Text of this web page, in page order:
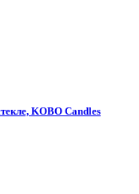
KOBO Candles